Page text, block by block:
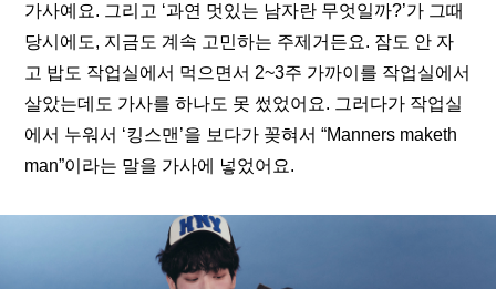
가사예요. 그리고 ‘과연 멋있는 남자란 무엇일까?’가 그때
당시에도, 지금도 계속 고민하는 주제거든요. 잠도 안 자
고 밥도 작업실에서 먹으면서 2~3주 가까이를 작업실에서
살았는데도 가사를 하나도 못 썼었어요. 그러다가 작업실
에서 누워서 ‘킹스맨’을 보다가 꽂혀서 “Manners maketh
man”이라는 말을 가사에 넣었어요.